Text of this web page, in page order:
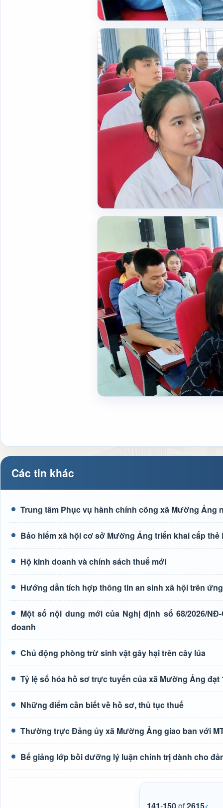
Các tin khác
Trung tâm Phục vụ hành chính công xã Mường Ảng
Bảo hiểm xã hội cơ sở Mường Ảng triển khai cấp thẻ
Hộ kinh doanh và chính sách thuế mới
Hướng dẫn tích hợp thông tin an sinh xã hội trên
Một số nội dung mới của Nghị định số 68/2026/
doanh
Chủ động phòng trừ sinh vật gây hại trên cây lúa
Tỷ lệ số hóa hồ sơ trực tuyến của xã Mường Ảng đạt
Những điểm cần biết về hồ sơ, thủ tục thuế
Thường trực Đảng ủy xã Mường Ảng giao ban với
Bế giảng lớp bồi dưỡng lý luận chính trị dành cho